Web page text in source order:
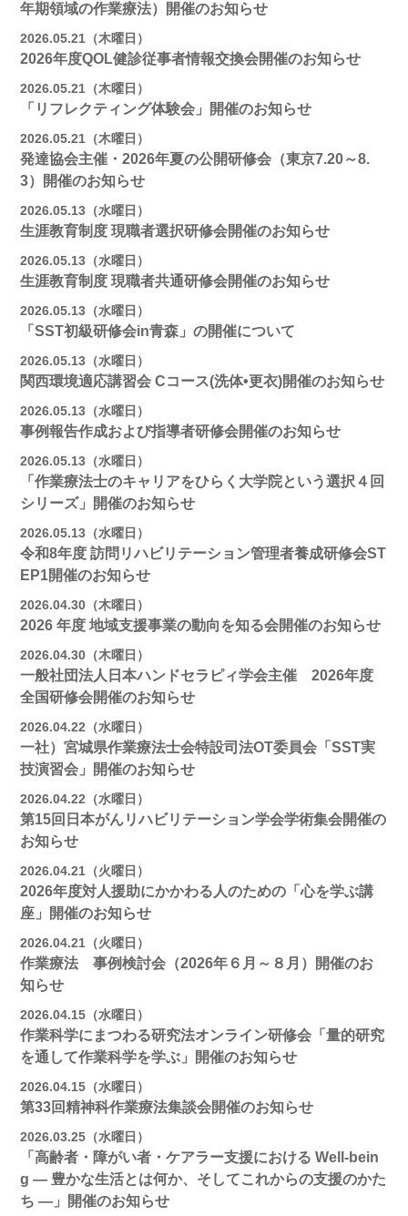
年期領域の作業療法）開催のお知らせ
2026.05.21（木曜日）
2026年度QOL健診従事者情報交換会開催のお知らせ
2026.05.21（木曜日）
「リフレクティング体験会」開催のお知らせ
2026.05.21（木曜日）
発達協会主催・2026年夏の公開研修会（東京7.20～8.
3）開催のお知らせ
2026.05.13（水曜日）
生涯教育制度 現職者選択研修会開催のお知らせ
2026.05.13（水曜日）
生涯教育制度 現職者共通研修会開催のお知らせ
2026.05.13（水曜日）
「SST初級研修会in青森」の開催について
2026.05.13（水曜日）
関西環境適応講習会 Cコース(洗体•更衣)開催のお知らせ
2026.05.13（水曜日）
事例報告作成および指導者研修会開催のお知らせ
2026.05.13（水曜日）
「作業療法士のキャリアをひらく大学院という選択４回
シリーズ」開催のお知らせ
2026.05.13（水曜日）
令和8年度 訪問リハビリテーション管理者養成研修会ST
EP1開催のお知らせ
2026.04.30（木曜日）
2026 年度 地域支援事業の動向を知る会開催のお知らせ
2026.04.30（木曜日）
一般社団法人日本ハンドセラピィ学会主催 2026年度
全国研修会開催のお知らせ
2026.04.22（水曜日）
一社）宮城県作業療法士会特設司法OT委員会「SST実
技演習会」開催のお知らせ
2026.04.22（水曜日）
第15回日本がんリハビリテーション学会学術集会開催の
お知らせ
2026.04.21（火曜日）
2026年度対人援助にかかわる人のための「心を学ぶ講
座」開催のお知らせ
2026.04.21（火曜日）
作業療法 事例検討会（2026年６月～８月）開催のお
知らせ
2026.04.15（水曜日）
作業科学にまつわる研究法オンライン研修会「量的研究
を通して作業科学を学ぶ」開催のお知らせ
2026.04.15（水曜日）
第33回精神科作業療法集談会開催のお知らせ
2026.03.25（水曜日）
「高齢者・障がい者・ケアラー支援における Well-bein
g ― 豊かな生活とは何か、そしてこれからの支援のかた
ち ―」開催のお知らせ